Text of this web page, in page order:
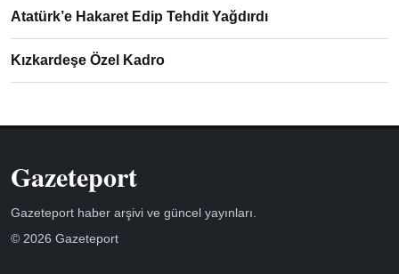
Atatürk’e Hakaret Edip Tehdit Yağdırdı
Kızkardeşe Özel Kadro
Gazeteport
Gazeteport haber arşivi ve güncel yayınları.
© 2026 Gazeteport